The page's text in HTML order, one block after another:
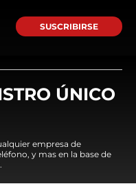
SUSCRIBIRSE
ÚNICO
empresa de
y mas en la base de